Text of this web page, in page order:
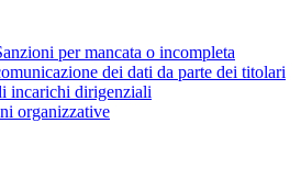
per mancata o incompleta
dei dati da parte dei titolari
incarichi dirigenziali
organizzative